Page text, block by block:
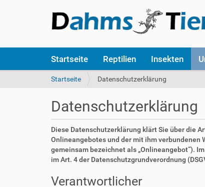
k
Startseite Reptilien Insekten
S
s
i
n
d
h
i
r
Startseite Datenschutzerklärung
Datenschutzerklärung
Diese Datenschutzerklärung klärt Sie über die
Onlineangebotes und der mit ihm verbundenen
gemeinsam bezeichnet als „Onlineangebot“).
im Art. 4 der Datenschutzgrundverordnung
Verantwortlicher